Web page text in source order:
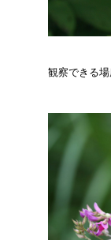
観察できる